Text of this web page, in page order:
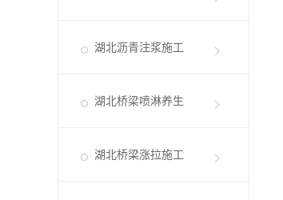
湖北沥青注浆施工
湖北桥梁喷淋养生
湖北桥梁涨拉施工